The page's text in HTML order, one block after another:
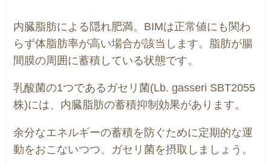
内臓脂肪による隠れ肥満。BIMは正常値にも関わ
らず体脂肪率が高い場合が該当します。脂肪が腸
間膜の周囲に蓄積している状態です。
乳酸菌の1つであるガセリ菌(Lb. gasseri SBT2055
株)には、内臓脂肪の蓄積抑制効果があります。
余分なエネルギーの蓄積を防ぐために定期的な運
動をおこないつつ、ガセリ菌を摂取しましょう。